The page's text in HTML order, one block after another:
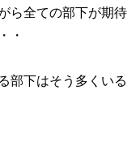
ら全ての部下が期待
・
部下はそう多くいる